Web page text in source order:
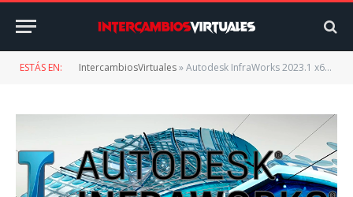
ESTÁS EN: IntercambiosVirtuales»Autodesk InfraWorks 2023.1 x64, Software de diseño conceptual para infraestructuras civiles